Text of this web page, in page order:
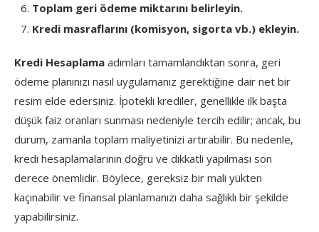
Toplam geri ödeme miktarını belirleyin.
Kredi masraflarını (komisyon, sigorta vb.) ekleyin.
Kredi Hesaplama adımları tamamlandıktan sonra, geri
ödeme planınızı nasıl uygulamanız gerektiğine dair net bir
resim elde edersiniz. İpotekli krediler, genellikle ilk başta
düşük faiz oranları sunması nedeniyle tercih edilir; ancak, bu
durum, zamanla toplam maliyetinizi artırabilir. Bu nedenle,
kredi hesaplamalarının doğru ve dikkatli yapılması son
derece önemlidir. Böylece, gereksiz bir mali yükten
kaçınabilir ve finansal planlamanızı daha sağlıklı bir şekilde
yapabilirsiniz.